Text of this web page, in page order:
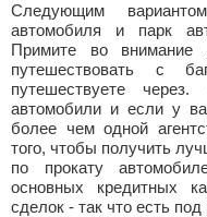
Следующим
автомобиля и парк
Примите во внимание
путешествовать с
путешествуете
автомобили и если у
более чем одной
того, чтобы получить
по прокату
основных кредитных
сделок - так что есть под